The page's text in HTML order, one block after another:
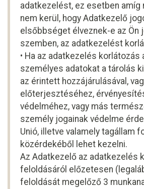
adatkezelést, ez esetben amíg
nem kerül, hogy Adatkezelő
elsőbbséget élveznek-e az Ön
szemben, az adatkezelést
• Ha az adatkezelés korlátozás
személyes adatokat a tárolás
az érintett hozzájárulásával,
előterjesztéséhez,
védelméhez, vagy más
személy jogainak védelme
Unió, illetve valamely tagállam
közérdekéből lehet kezelni.
Az Adatkezelő az adatkezelés
feloldásáról előzetesen
feloldását megelőző 3